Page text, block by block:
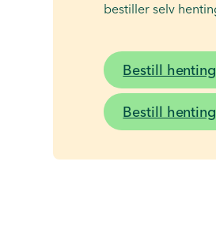
bestiller selv
Bestill
Bestill